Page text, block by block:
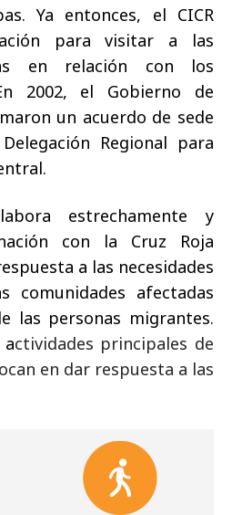
Ya entonces, el CICR
para visitar a las
en relación con los
2002, el Gobierno de
un acuerdo de sede
Regional para
estrechamente y
con la Cruz Roja
a las necesidades
comunidades afectadas
las personas migrantes.
ctividades principales de
en dar respuesta a las